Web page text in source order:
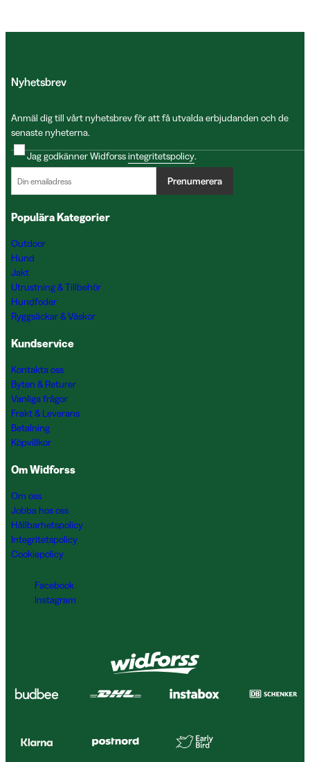
Nyhetsbrev
Anmäl dig till vårt nyhetsbrev för att få utvalda erbjudanden och de
senaste nyheterna.
Jag godkänner Widforssintegritetspolicy.
Prenumerera
Populära Kategorier
Outdoor
Hund
Jakt
Utrustning & Tillbehör
Hundfoder
Ryggsäckar & Väskor
Kundservice
Kontakta oss
Byten & Returer
Vanliga frågor
Frakt & Leverans
Betalning
Köpvillkor
Om Widforss
Om oss
Jobba hos oss
Hållbarhetspolicy
Integritetspolicy
Cookiepolicy
Facebook
Instagram